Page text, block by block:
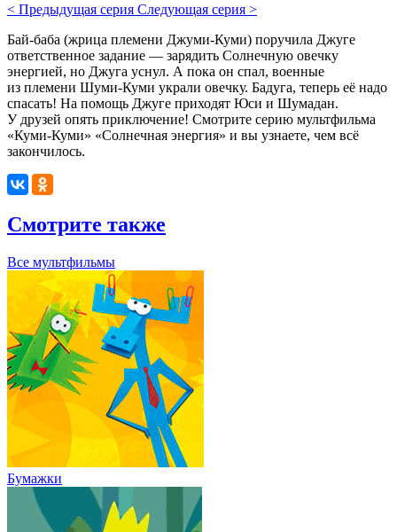
< Предыдущая серия Следующая серия >
Бай-баба (жрица племени Джуми-Куми) поручила Джуге
ответственное задание — зарядить Солнечную овечку
энергией, но Джуга уснул. А пока он спал, военные
из племени Шуми-Куми украли овечку. Бадуга, теперь её надо
спасать! На помощь Джуге приходят Юси и Шумадан.
У друзей опять приключение! Смотрите серию мультфильма
«Куми-Куми» «Солнечная энергия» и вы узнаете, чем всё
закончилось.
Смотрите также
Все мультфильмы
Бумажки